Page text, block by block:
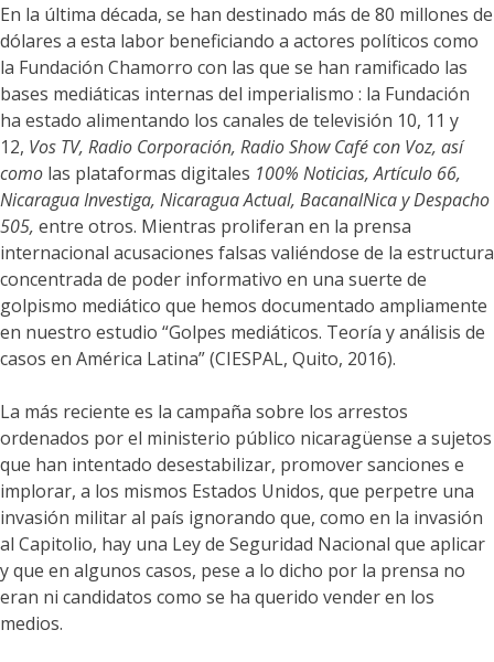
En la última década, se han destinado más de 80 millones de
dólares a esta labor beneficiando a actores políticos como
la Fundación Chamorro con las que se han ramificado las
bases mediáticas internas del imperialismo : la Fundación
ha estado alimentando los canales de televisión 10, 11 y
12, Vos TV, Radio Corporación, Radio Show Café con Voz, así
como las plataformas digitales 100% Noticias, Artículo 66,
Nicaragua Investiga, Nicaragua Actual, BacanalNica y Despacho
505, entre otros. Mientras proliferan en la prensa
internacional acusaciones falsas valiéndose de la estructura
concentrada de poder informativo en una suerte de
golpismo mediático que hemos documentado ampliamente
en nuestro estudio “Golpes mediáticos. Teoría y análisis de
casos en América Latina” (CIESPAL, Quito, 2016).
La más reciente es la campaña sobre los arrestos
ordenados por el ministerio público nicaragüense a sujetos
que han intentado desestabilizar, promover sanciones e
implorar, a los mismos Estados Unidos, que perpetre una
invasión militar al país ignorando que, como en la invasión
al Capitolio, hay una Ley de Seguridad Nacional que aplicar
y que en algunos casos, pese a lo dicho por la prensa no
eran ni candidatos como se ha querido vender en los
medios.